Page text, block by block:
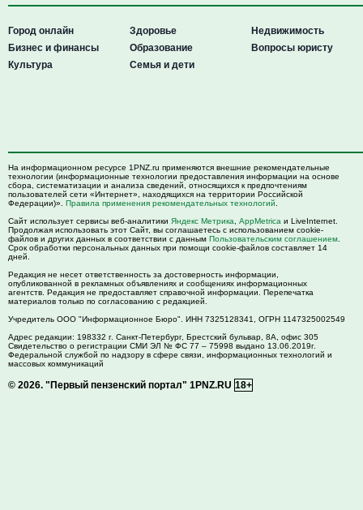
Город онлайн
Бизнес и финансы
Культура
Здоровье
Образование
Семья и дети
Недвижимость
Вопросы юристу
На информационном ресурсе 1PNZ.ru применяются внешние рекомендательные
технологии (информационные технологии предоставления информации на основе
сбора, систематизации и анализа сведений, относящихся к предпочтениям
пользователей сети «Интернет», находящихся на территории Российской
Федерации)». Правила применения рекомендательных технологий
Сайт использует сервисы веб-аналитики Яндекс Метрика AppMetrica и LiveInternet.
Продолжая использовать этот Сайт, вы соглашаетесь с использованием cookie-
файлов и других данных в соответствии с данным Пользовательским соглашением
Срок обработки персональных данных при помощи cookie-файлов составляет 14
дней.
Редакция не несет ответственность за достоверность информации,
опубликованной в рекламных объявлениях и сообщениях информационных
агентств. Редакция не предоставляет справочной информации. Перепечатка
материалов только по согласованию с редакцией.
Учредитель ООО "Информационное Бюро". ИНН 7325128341, ОГРН 1147325002549
Адрес редакции: 198332 г. Санкт-Петербург, Брестский бульвар, 8А, офис 305
Свидетельство о регистрации СМИ ЭЛ № ФС 77 – 75998 выдано 13.06.2019г.
Федеральной службой по надзору в сфере связи, информационных технологий и
массовых коммуникаций
© 2026. "Первый пензенский портал" 1PNZ.RU 18+